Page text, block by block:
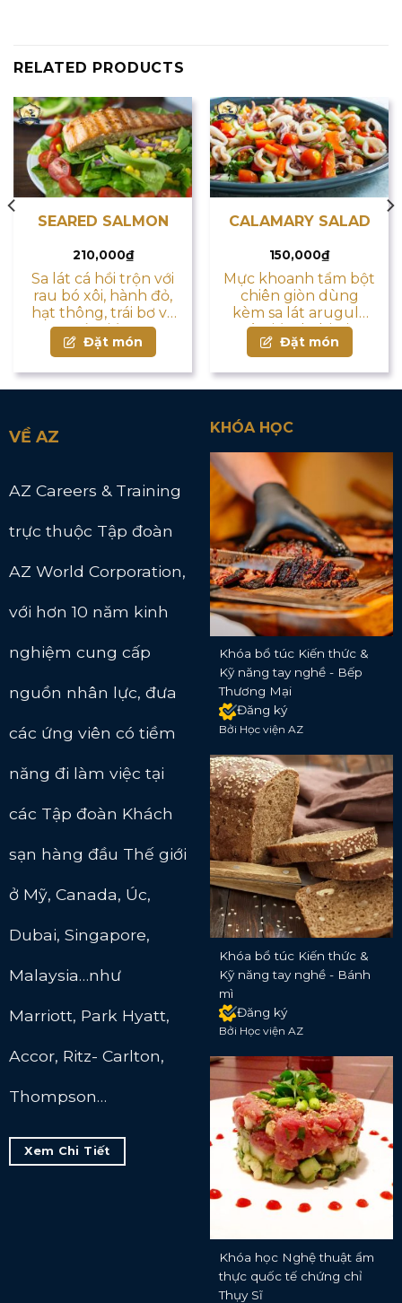
RELATED PRODUCTS
SEARED SALMON
210,000₫
Sa lát cá hồi trộn với
rau bó xôi, hành đỏ,
hạt thông, trái bơ và
sốt giấm
Đặt món
CALAMARY SALAD
150,000₫
Mực khoanh tẩm bột
chiên giòn dùng
kèm sa lát arugula
và giấm balsimic
Đặt món
VỀ AZ
AZ Careers & Training
trực thuộc Tập đoàn
AZ World Corporation,
với hơn 10 năm kinh
nghiệm cung cấp
nguồn nhân lực, đưa
các ứng viên có tiềm
năng đi làm việc tại
các Tập đoàn Khách
sạn hàng đầu Thế giới
ở Mỹ, Canada, Úc,
Dubai, Singapore,
Malaysia…như
Marriott, Park Hyatt,
Accor, Ritz- Carlton,
Thompson…
Xem Chi Tiết
KHÓA HỌC
Khóa bổ túc Kiến thức &
Kỹ năng tay nghề - Bếp
Thương Mại
Đăng ký
Bởi Học viện AZ
Khóa bổ túc Kiến thức &
Kỹ năng tay nghề - Bánh
mì
Đăng ký
Bởi Học viện AZ
Khóa học Nghệ thuật ẩm
thực quốc tế chứng chỉ
Thụy Sĩ